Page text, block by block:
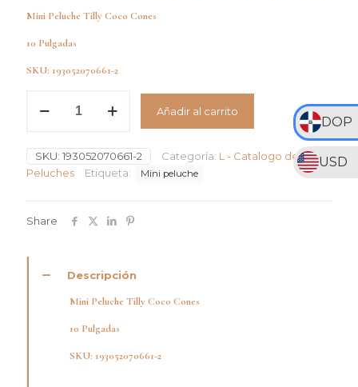
DOP
USD
Mini Peluche Tilly Coco Cones
10 Pulgadas
SKU: 193052070661-2
Tilly
R10
pulgadas
Añadir al carrito
SKU: 193052070661-2 Categoría: L - Catalogo de
Peluches
Etiqueta: Mini peluche
Share
Descripción
Mini Peluche Tilly Coco Cones
10 Pulgadas
SKU: 193052070661-2